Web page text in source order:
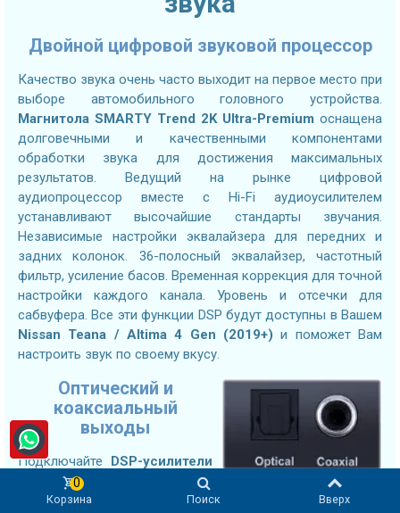
Двойной цифровой звуковой процессор
Качество звука очень часто выходит на первое место при
выборе автомобильного головного устройства.
Магнитола SMARTY Trend 2K Ultra-Premium оснащена
долговечными и качественными компонентами
обработки звука для достижения максимальных
результатов. Ведущий на рынке цифровой
аудиопроцессор вместе с Hi-Fi аудиоусилителем
устанавливают высочайшие стандарты звучания.
Независимые настройки эквалайзера для передних и
задних колонок. 36-полосный эквалайзер, частотный
фильтр, усиление басов. Временная коррекция для точной
настройки каждого канала. Уровень и отсечки для
сабвуфера. Все эти функции DSP будут доступны в Вашем
Nissan Teana / Altima 4 Gen (2019+) и поможет Вам
настроить звук по своему вкусу.
Оптический и
коаксиальный
выходы
Подключайте
DSP-усилители
следующего поколения используя оптический или
коаксиальный цифровой вход без потерь. Подключение
Корзина
0
Поиск Вверх